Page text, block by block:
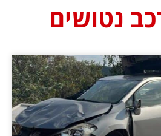
נטושים